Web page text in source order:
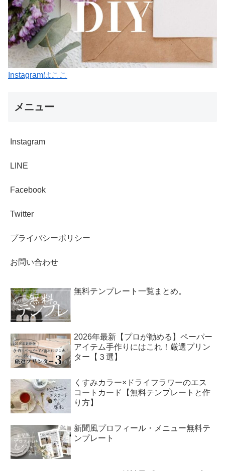
Instagramはここ
メニュー
Instagram
LINE
Facebook
Twitter
プライバシーポリシー
お問い合わせ
無料テンプレート一覧まとめ。
2026年最新【プロが勧める】ペーパー
アイテム手作りにはこれ！厳選プリン
ター【３選】
くすみカラー×ドライフラワーのエス
コートカード【無料テンプレートと作
り方】
新聞風プロフィール・メニュー無料テ
ンプレート